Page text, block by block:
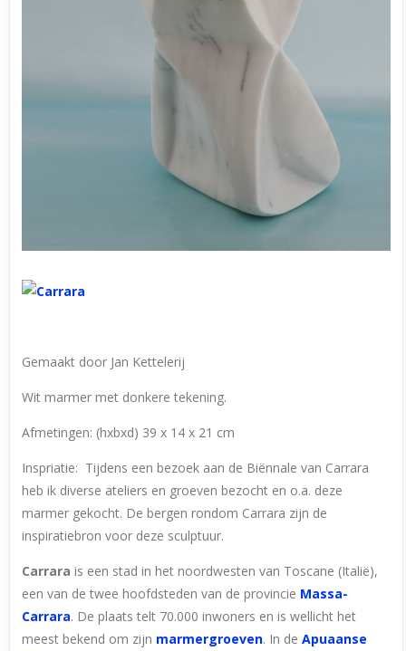
Gemaakt door Jan Kettelerij
Wit marmer met donkere tekening.
Afmetingen: (hxbxd) 39 x 14 x 21 cm
Inspriatie: Tijdens een bezoek aan de Biënnale van Carrara
heb ik diverse ateliers en groeven bezocht en o.a. deze
marmer gekocht. De bergen rondom Carrara zijn de
inspiratiebron voor deze sculptuur.
Carrara is een stad in het noordwesten van Toscane (Italië),
een van de twee hoofdsteden van de provincie Massa-
Carrara. De plaats telt 70.000 inwoners en is wellicht het
meest bekend om zijn marmergroeven. In deApuaanse